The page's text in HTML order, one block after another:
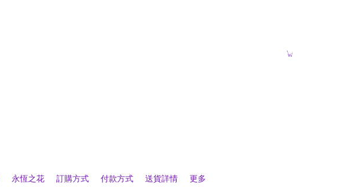
永恆之花 訂購方式 付款方式 送貨詳情 更多